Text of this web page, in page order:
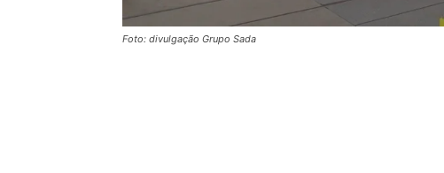
Foto: divulgação Grupo Sada